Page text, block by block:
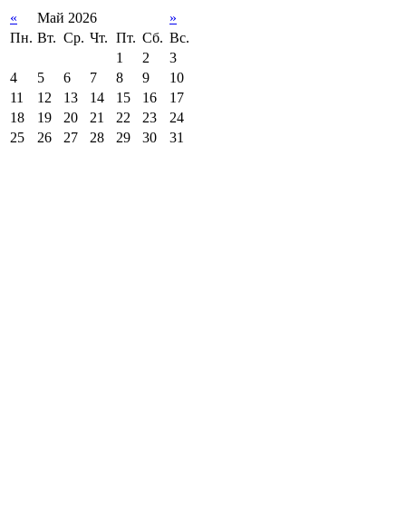
« Май 2026
»
Пн. Вт. Ср. Чт. Пт. Сб. Вс.
1
2
3
4
5 6 7 8 9
10
11
12 13 14 15 16
17
18
19 20 21 22 23
24
25
26 27 28 29 30 31